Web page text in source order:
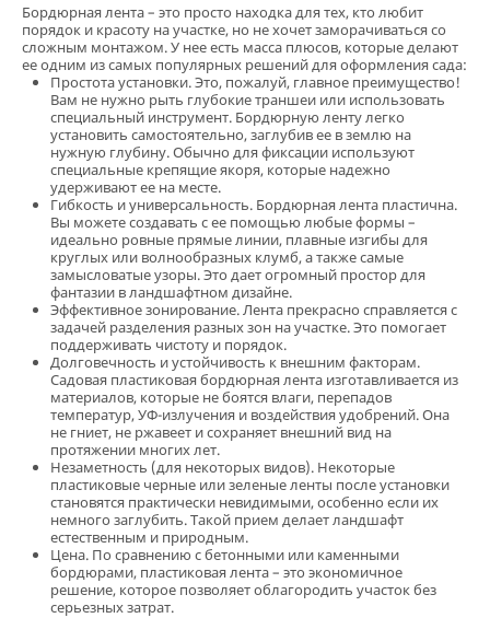
Бордюрная лента – это просто находка для тех, кто любит
порядок и красоту на участке, но не хочет заморачиваться со
сложным монтажом. У нее есть масса плюсов, которые делают
ее одним из самых популярных решений для оформления сада:
Простота установки. Это, пожалуй, главное преимущество!
Вам не нужно рыть глубокие траншеи или использовать
специальный инструмент. Бордюрную ленту легко
установить самостоятельно, заглубив ее в землю на
нужную глубину. Обычно для фиксации используют
специальные крепящие якоря, которые надежно
удерживают ее на месте.
Гибкость и универсальность. Бордюрная лента пластична.
Вы можете создавать с ее помощью любые формы –
идеально ровные прямые линии, плавные изгибы для
круглых или волнообразных клумб, а также самые
замысловатые узоры. Это дает огромный простор для
фантазии в ландшафтном дизайне.
Эффективное зонирование. Лента прекрасно справляется с
задачей разделения разных зон на участке. Это помогает
поддерживать чистоту и порядок.
Долговечность и устойчивость к внешним факторам.
Садовая пластиковая бордюрная лента изготавливается из
материалов, которые не боятся влаги, перепадов
температур, УФ-излучения и воздействия удобрений. Она
не гниет, не ржавеет и сохраняет внешний вид на
протяжении многих лет.
Незаметность (для некоторых видов). Некоторые
пластиковые черные или зеленые ленты после установки
становятся практически невидимыми, особенно если их
немного заглубить. Такой прием делает ландшафт
естественным и природным.
Цена. По сравнению с бетонными или каменными
бордюрами, пластиковая лента – это экономичное
решение, которое позволяет облагородить участок без
серьезных затрат.